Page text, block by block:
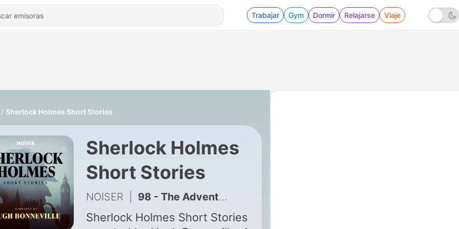
Trabajar Gym Dormir Relajarse Viaje
Sherlock Holmes Short Stories
Sherlock Holmes
Short Stories
NOISER 98 - The Adventure of Shoscombe Old Place: Part One
Sherlock Holmes Short Stories